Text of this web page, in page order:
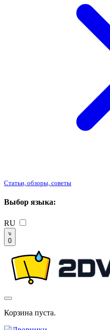
Статьи, обзоры, советы
Выбор языка:
RU
0
Корзина пуста.